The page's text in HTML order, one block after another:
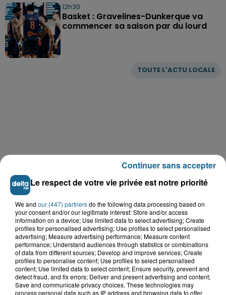
TOUTE L'ACTU LOCALE
12h30
Basket : Gravelines-Dunkerque va
commencer sa saison par du lourd
LE TOP DE L'ACTU
Le respect de votre vie privée est notre priorité
We and our (447) partnersdo the following data processing based on
your consent and/or our legitimate interest: Store and/or access
information on a device; Use limited data to select advertising; Create
profiles for personalised advertising; Use profiles to select personalised
advertising; Measure advertising performance; Measure content
performance; Understand audiences through statistics or combinations
of data from different sources; Develop and improve services; Create
profiles to personalise content; Use profiles to select personalised
content; Use limited data to select content; Ensure security, prevent and
detect fraud, and fix errors; Deliver and present advertising and content;
Save and communicate privacy choices. These technologies may
process personal data such as IP address and browsing data to offer
Continuer sans accepter